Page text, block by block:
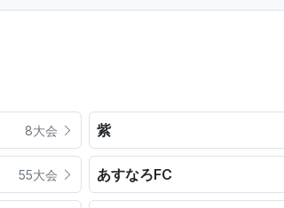
8大会 紫
55大会 あすなろFC